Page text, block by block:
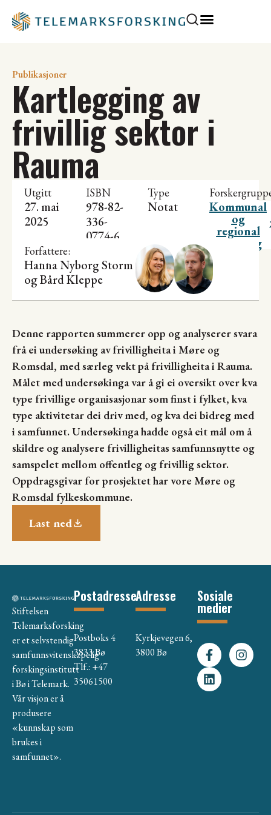
Publikasjoner
Kartlegging av
frivillig sektor i
Rauma
Utgitt
27. mai
2025
ISBN
978-82-
336-
0774-6
Type
Notat Kommunal
og
regional
utvikling
Forfattere:
Hanna Nyborg Storm
ogBård Kleppe
Denne rapporten summerer opp og analyserer svara
frå ei undersøking av frivilligheita i Møre og
Romsdal, med særleg vekt på frivilligheita i Rauma.
Målet med undersøkinga var å gi ei oversikt over kva
type frivillige organisasjonar som finst i fylket, kva
type aktivitetar dei driv med, og kva dei bidreg med
i samfunnet. Undersøkinga hadde også eit mål om å
skildre og analysere frivilligheitas samfunnsnytte og
samspelet mellom offentleg og frivillig sektor.
Oppdragsgivar for prosjektet har vore Møre og
Romsdal fylkeskommune.
Last ned
Stiftelsen
Telemarksforsking
er et selvstendig
samfunnsvitenskapelig
forskingsinstitutt
i Bø i Telemark.
Vår visjon er å
produsere
«kunnskap som
brukes i
samfunnet».
Postadresse
Postboks 4
3833 Bø
Tlf.: +47
35061500
Adresse
Kyrkjevegen 6,
3800 Bø
Sosiale
medier